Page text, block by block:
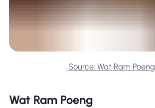
Source: Wat Ram Poeng
Wat Ram Poeng